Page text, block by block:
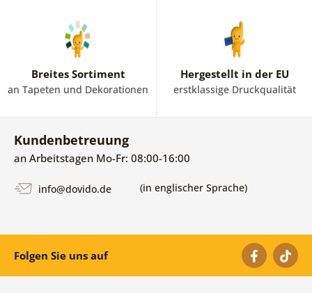
Breites Sortiment
an Tapeten und Dekorationen
Hergestellt in der EU
erstklassige Druckqualität
Kundenbetreuung
an Arbeitstagen Mo-Fr: 08:00-16:00
info@dovido.de (in englischer Sprache)
Folgen Sie uns auf